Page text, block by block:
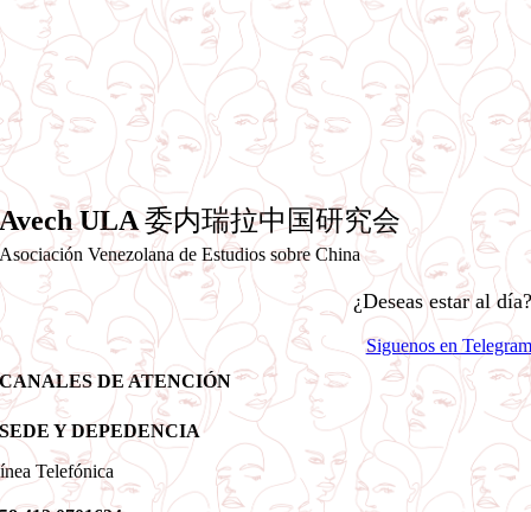
Avech ULA委内瑞拉中国研究会
Asociación Venezolana de Estudios sobre China
¿Deseas estar al día?
Siguenos en Telegram
CANALES DE ATENCIÓN
SEDE Y DEPEDENCIA
Telefónica